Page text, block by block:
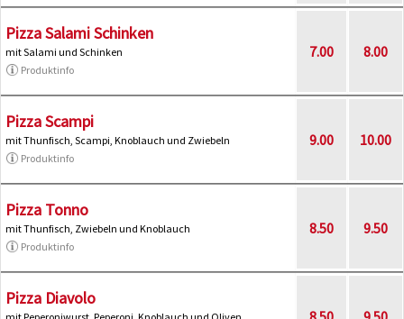
Pizza Salami Schinken
mit Salami und Schinken
Produktinfo
7.00 8.00
Pizza Scampi
mit Thunfisch, Scampi, Knoblauch und Zwiebeln
Produktinfo
9.00 10.00
Pizza Tonno
mit Thunfisch, Zwiebeln und Knoblauch
Produktinfo
8.50 9.50
Pizza Diavolo